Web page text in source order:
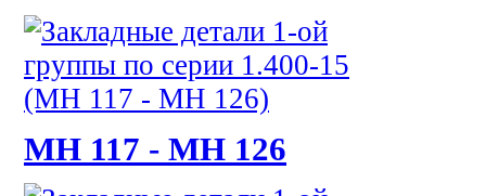
МН 117 - МН 126